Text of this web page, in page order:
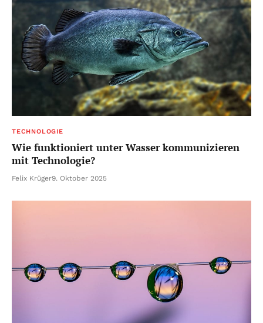
TECHNOLOGIE
Wie funktioniert unter Wasser kommunizieren
mit Technologie?
Felix Krüger9. Oktober 2025